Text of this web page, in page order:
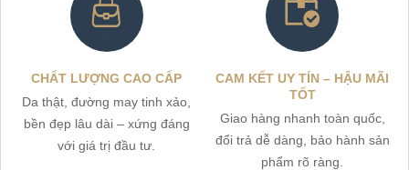
CHẤT LƯỢNG CAO CẤP
Da thật, đường may tinh xảo,
bền đẹp lâu dài – xứng đáng
với giá trị đầu tư.
CAM KẾT UY TÍN – HẬU MÃI
TỐT
Giao hàng nhanh toàn quốc,
đổi trả dễ dàng, bảo hành sản
phẩm rõ ràng.